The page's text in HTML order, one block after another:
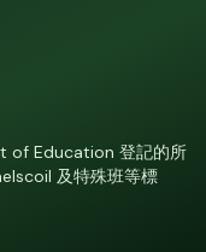
of Education 登記的所
及特殊班等標